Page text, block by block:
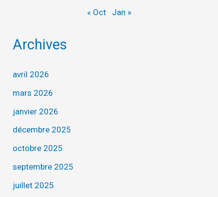
« Oct Jan »
Archives
avril 2026
mars 2026
janvier 2026
décembre 2025
octobre 2025
septembre 2025
juillet 2025